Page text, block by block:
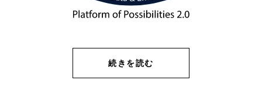
続きを読む